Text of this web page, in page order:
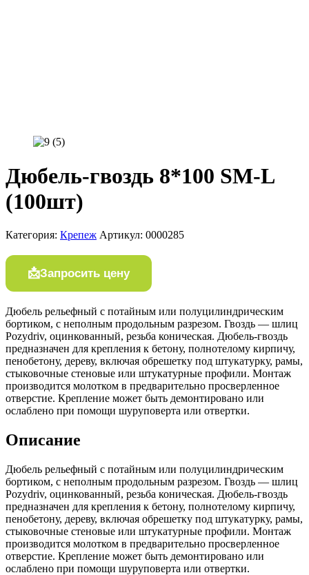
Дюбель-гвоздь 8*100 SM-L
(100шт)
Категория: Крепеж Артикул: 0000285
Запросить цену
Дюбель рельефный с потайным или полуцилиндрическим
бортиком, с неполным продольным разрезом. Гвоздь — шлиц
Pozydriv, оцинкованный, резьба коническая. Дюбель-гвоздь
предназначен для крепления к бетону, полнотелому кирпичу,
пенобетону, дереву, включая обрешетку под штукатурку, рамы,
стыковочные стеновые или штукатурные профили. Монтаж
производится молотком в предварительно просверленное
отверстие. Крепление может быть демонтировано или
ослаблено при помощи шуруповерта или отвертки.
Описание
Дюбель рельефный с потайным или полуцилиндрическим
бортиком, с неполным продольным разрезом. Гвоздь — шлиц
Pozydriv, оцинкованный, резьба коническая. Дюбель-гвоздь
предназначен для крепления к бетону, полнотелому кирпичу,
пенобетону, дереву, включая обрешетку под штукатурку, рамы,
стыковочные стеновые или штукатурные профили. Монтаж
производится молотком в предварительно просверленное
отверстие. Крепление может быть демонтировано или
ослаблено при помощи шуруповерта или отвертки.